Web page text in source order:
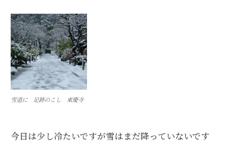
雪道に 足跡のこし 東慶寺
今日は少し冷たいですが雪はまだ降っていないです